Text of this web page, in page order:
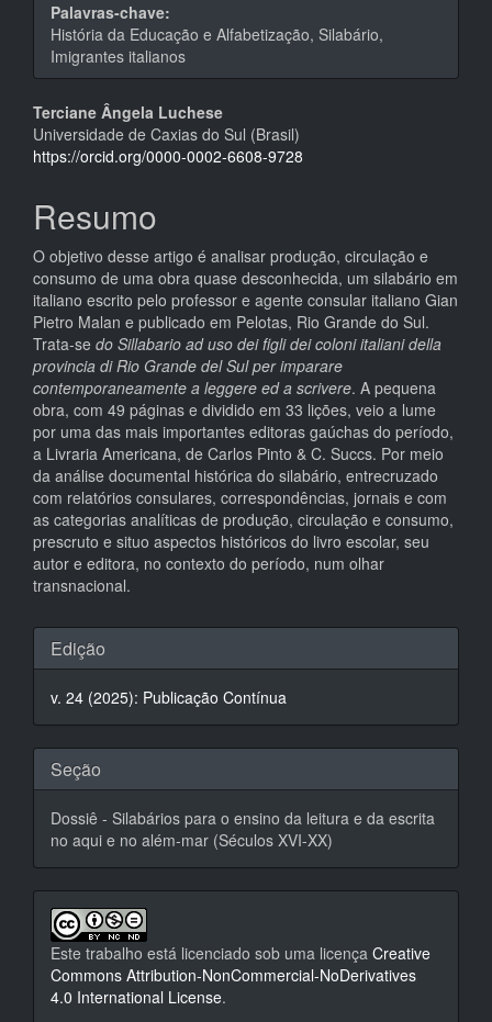
Palavras-chave:
História da Educação e Alfabetização, Silabário,
Imigrantes italianos
Conteúdo
do
principal
Terciane Ângela Luchese
Universidade de Caxias do Sul (Brasil)
https://orcid.org/0000-0002-6608-9728
Resumo
O objetivo desse artigo é analisar produção, circulação e
consumo de uma obra quase desconhecida, um silabário em
italiano escrito pelo professor e agente consular italiano Gian
Pietro Malan e publicado em Pelotas, Rio Grande do Sul.
Trata-se do Sillabario ad uso dei figli dei coloni italiani della
provincia di Rio Grande del Sul per imparare
contemporaneamente a leggere ed a scrivere. A pequena
obra, com 49 páginas e dividido em 33 lições, veio a lume
por uma das mais importantes editoras gaúchas do período,
a Livraria Americana, de Carlos Pinto & C. Succs. Por meio
da análise documental histórica do silabário, entrecruzado
com relatórios consulares, correspondências, jornais e com
as categorias analíticas de produção, circulação e consumo,
prescruto e situo aspectos históricos do livro escolar, seu
autor e editora, no contexto do período, num olhar
transnacional.
Detalhes
do
artigo
Edição
v. 24 (2025): Publicação Contínua
Seção
Dossiê - Silabários para o ensino da leitura e da escrita
no aqui e no além-mar (Séculos XVI-XX)
Este trabalho está licenciado sob uma licença Creative
Commons Attribution-NonCommercial-NoDerivatives
4.0 International License.